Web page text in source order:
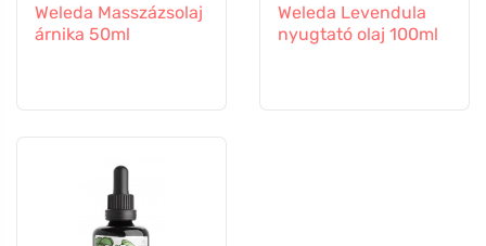
Weleda Masszázsolaj
árnika 50ml
Weleda Levendula
nyugtató olaj 100ml